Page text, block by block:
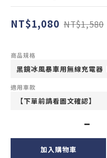
NT$1,080 NT$1,580
商品規格
適用車款
加入購物車